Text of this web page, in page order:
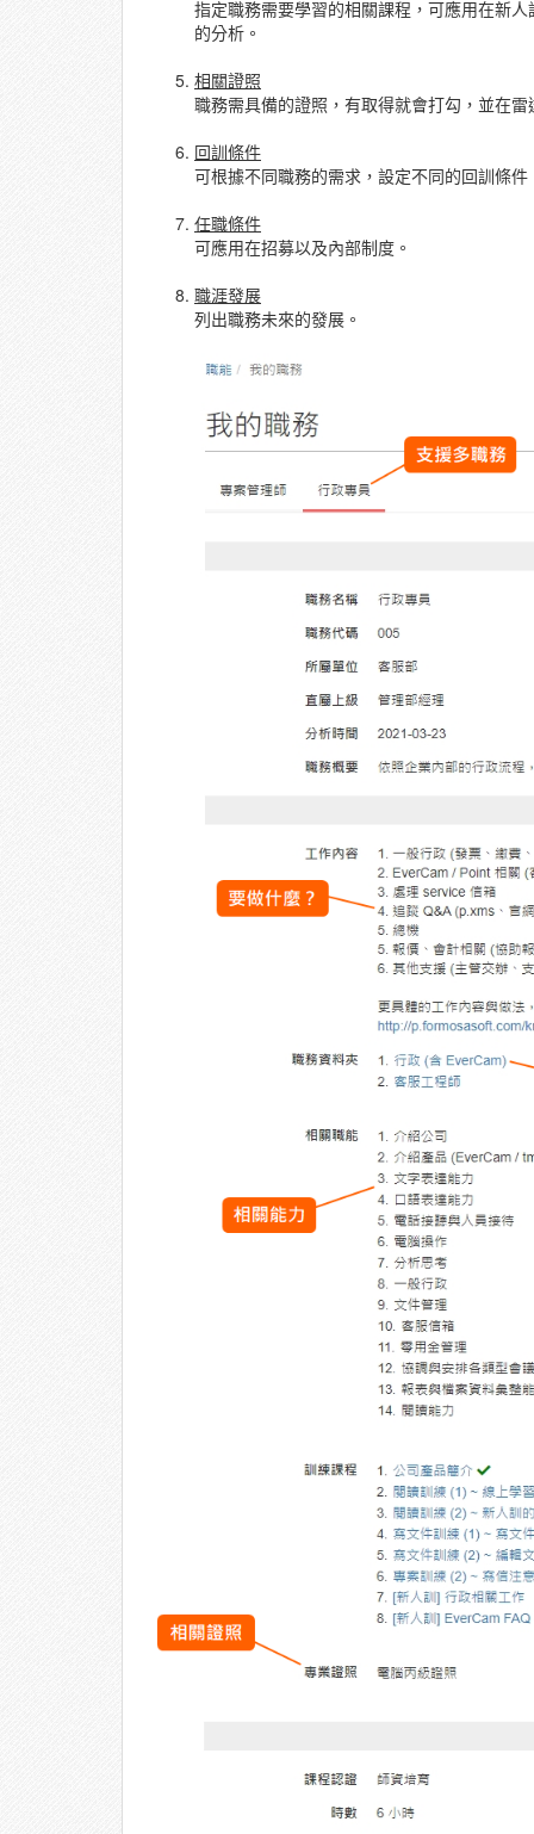
指定職務需要學習的相關課程，可應用在新
的分析。
相關證照
職務需具備的證照，有取得就會打勾，並在
回訓條件
可根據不同職務的需求，設定不同的回訓條
任職條件
可應用在招募以及內部制度。
職涯發展
列出職務未來的發展。